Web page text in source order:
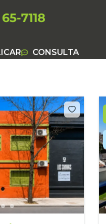
7118
CONSULTA